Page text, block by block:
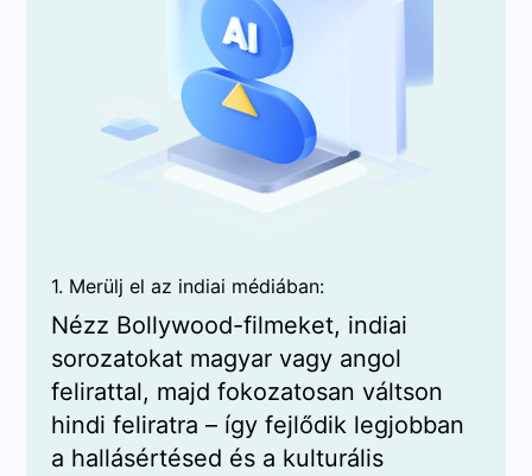
1. Merülj el az indiai médiában:
Nézz Bollywood-filmeket, indiai
sorozatokat magyar vagy angol
felirattal, majd fokozatosan váltson
hindi feliratra – így fejlődik legjobban
a hallásértésed és a kulturális